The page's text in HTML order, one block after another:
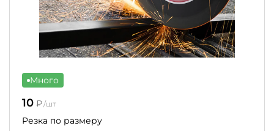
Много
10 ₽/шт
Резка по размеру